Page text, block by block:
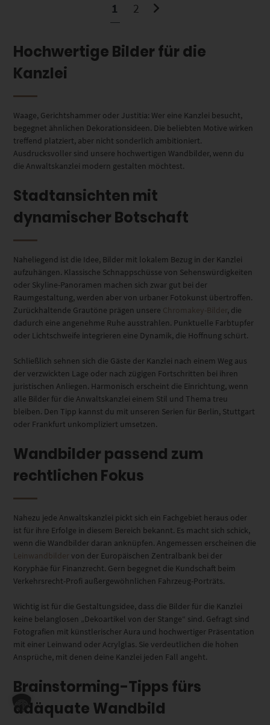
1 2
Hochwertige Bilder für die
Kanzlei
Waage, Gerichtshammer oder Justitia: Wer eine Kanzlei besucht,
begegnet ähnlichen Dekorationsideen. Die beliebten Motive wirken
treffend platziert, aber nicht sonderlich ambitioniert.
Ausdrucksvoller sind unsere hochwertigen Wandbilder, wenn du
die Anwaltskanzlei modern gestalten möchtest.
Stadtansichten mit
dynamischer Botschaft
Naheliegend ist die Idee, Bilder mit lokalem Bezug in der Kanzlei
aufzuhängen. Klassische Schnappschüsse von Sehenswürdigkeiten
oder Skyline-Panoramen machen sich zwar gut bei der
Raumgestaltung, werden aber von urbaner Fotokunst übertroffen.
Zurückhaltende Grautöne prägen unsere Chromakey-Bilder, die
dadurch eine angenehme Ruhe ausstrahlen. Punktuelle Farbtupfer
oder Lichtschweife integrieren eine Dynamik, die Hoffnung schürt.
Schließlich sehnen sich die Gäste der Kanzlei nach einem Weg aus
der verzwickten Lage oder nach zügigen Fortschritten bei ihren
juristischen Anliegen. Harmonisch erscheint die Einrichtung, wenn
alle Bilder für die Anwaltskanzlei einem Stil und Thema treu
bleiben. Den Tipp kannst du mit unseren Serien für Berlin, Stuttgart
oder Frankfurt unkompliziert umsetzen.
Wandbilder passend zum
rechtlichen Fokus
Nahezu jede Anwaltskanzlei pickt sich ein Fachgebiet heraus oder
ist für ihre Erfolge in diesem Bereich bekannt. Es macht sich schick,
wenn die Wandbilder daran anknüpfen. Angemessen erscheinen die
Leinwandbilder von der Europäischen Zentralbank bei der
Koryphäe für Finanzrecht. Gern begegnet die Kundschaft beim
Verkehrsrecht-Profi außergewöhnlichen Fahrzeug-Porträts.
Wichtig ist für die Gestaltungsidee, dass die Bilder für die Kanzlei
keine belanglosen „Dekoartikel von der Stange“ sind. Gefragt sind
Fotografien mit künstlerischer Aura und hochwertiger Präsentation
mit einer Leinwand oder Acrylglas. Sie verdeutlichen die hohen
Ansprüche, mit denen deine Kanzlei jeden Fall angeht.
Brainstorming-Tipps fürs
adäquate Wandbild